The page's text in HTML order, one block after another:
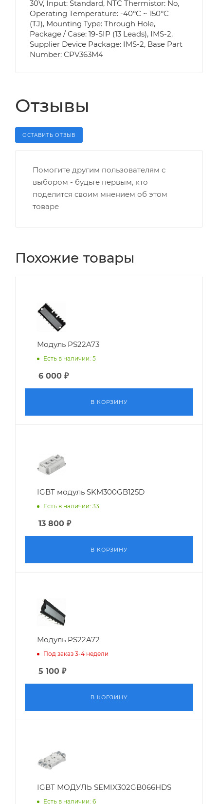
30V, Input: Standard, NTC Thermistor: No,
Operating Temperature: -40°C ~ 150°C
(TJ), Mounting Type: Through Hole,
Package / Case: 19-SIP (13 Leads), IMS-2,
Supplier Device Package: IMS-2, Base Part
Number: CPV363M4
Отзывы
ОСТАВИТЬ ОТЗЫВ
Помогите другим пользователям с
выбором - будьте первым, кто
поделится своим мнением об этом
товаре
Похожие товары
Модуль PS22A73
Есть в наличии: 5
6 000 ₽
В КОРЗИНУ
IGBT модуль SKM300GB125D
Есть в наличии: 33
13 800 ₽
В КОРЗИНУ
Модуль PS22A72
Под заказ 3-4 недели
5 100 ₽
В КОРЗИНУ
IGBT МОДУЛЬ SEMIX302GB066HDS
Есть в наличии: 6